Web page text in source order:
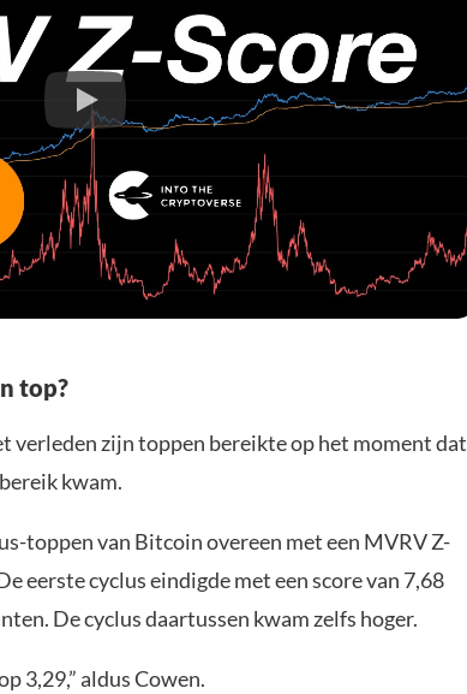
top?
verleden zijn toppen bereikte op het moment dat
kwam.
toppen van Bitcoin overeen met een MVRV Z-
eerste cyclus eindigde met een score van 7,68
De cyclus daartussen kwam zelfs hoger.
3,29,” aldus Cowen.